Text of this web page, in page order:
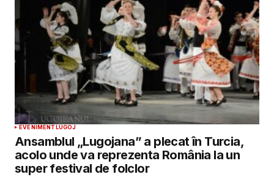
EVENIMENTLUGOJ
Ansamblul „Lugojana” a plecat în Turcia,
acolo unde va reprezenta România la un
super festival de folclor